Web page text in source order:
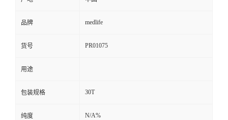
品牌 medlife
货号 PR01075
用途
包装规格 30T
纯度 N/A%